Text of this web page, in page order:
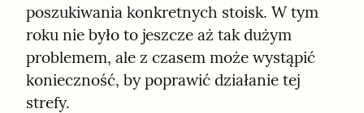
poszukiwania konkretnych stoisk. W tym
roku nie było to jeszcze aż tak dużym
problemem, ale z czasem może wystąpić
konieczność, by poprawić działanie tej
strefy.